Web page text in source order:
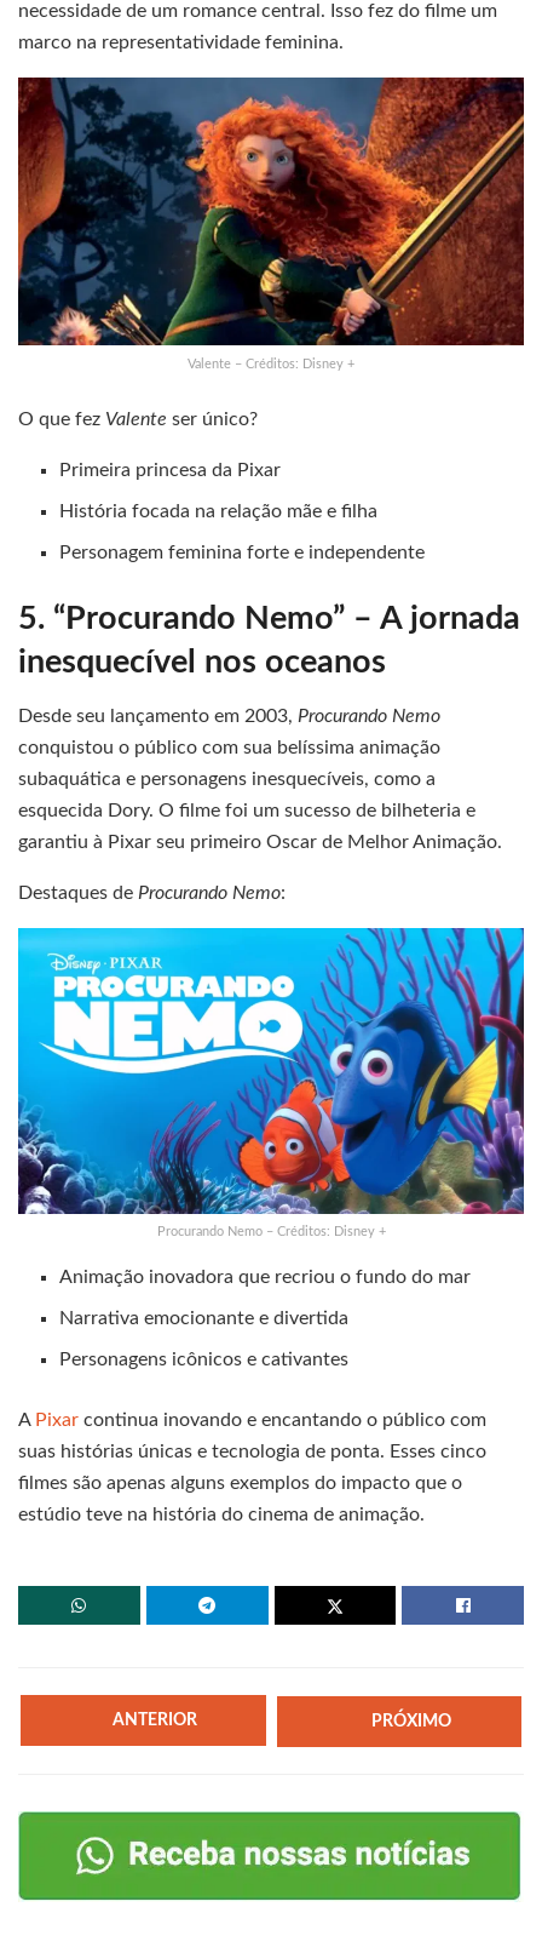
necessidade de um romance central. Isso fez do filme um
marco na representatividade feminina.
Valente – Créditos: Disney +
O que fez Valente ser único?
Primeira princesa da Pixar
História focada na relação mãe e filha
Personagem feminina forte e independente
5. “Procurando Nemo” – A jornada
inesquecível nos oceanos
Desde seu lançamento em 2003, Procurando Nemo
conquistou o público com sua belíssima animação
subaquática e personagens inesquecíveis, como a
esquecida Dory. O filme foi um sucesso de bilheteria e
garantiu à Pixar seu primeiro Oscar de Melhor Animação.
Destaques de Procurando Nemo:
Procurando Nemo – Créditos: Disney +
Animação inovadora que recriou o fundo do mar
Narrativa emocionante e divertida
Personagens icônicos e cativantes
A Pixar continua inovando e encantando o público com
suas histórias únicas e tecnologia de ponta. Esses cinco
filmes são apenas alguns exemplos do impacto que o
estúdio teve na história do cinema de animação.
ANTERIOR PRÓXIMO